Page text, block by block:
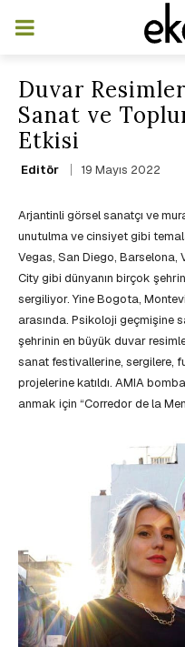
Duvar
Sanat ve
Etkisi
Editör 19 Mayıs 2022
Arjantinli görsel sanatçı ve
unutulma ve cinsiyet gibi
Vegas, San Diego, Barselona,
City gibi dünyanın birçok
sergiliyor. Yine Bogota,
arasında. Psikoloji geçmişine
şehrinin en büyük duvar
sanat festivallerine, sergilere,
projelerine katıldı. AMIA
anmak için “Corredor de la